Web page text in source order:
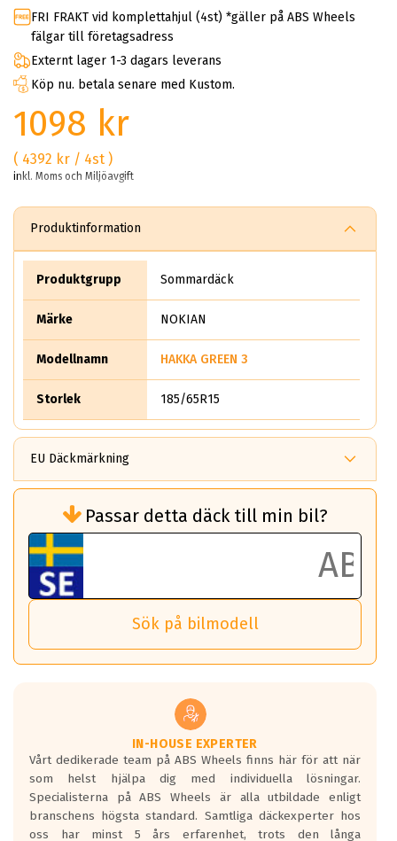
FRI FRAKT vid komplettahjul (4st) *gäller på ABS Wheels
fälgar till företagsadress
Externt lager 1-3 dagars leverans
Köp nu. betala senare med Kustom.
1098 kr
( 4392 kr / 4st )
inkl. Moms och Miljöavgift
Produktinformation
Produktgrupp Sommardäck
Märke NOKIAN
Modellnamn HAKKA GREEN 3
Storlek 185/65R15
EU Däckmärkning
bränsleförbrukningen)
Det ska vara en betygsskala från klass A
till G för rullmotstånd.
Ett klass A däck kommer ha 6,5% bättre
bränsleförbrukning än ett klass G däck.
Det betyder att om man kör 10,000 km,
så sparar man 50 liter bränsle med ett
vilken körstil du använder.
Våtgrepp egenskaper:
Betygsskalan är satt A till F. Där A påvisar
den kortaste bromssträckan och F är den
längsta.
Inga D eller G betyg delas ut för
Passar detta däck till min bil?
Sök på bilmodell
IN-HOUSE EXPERTER
Vårt dedikerade team på ABS Wheels finns här för att när
som helst hjälpa dig med individuella lösningar.
Specialisterna på ABS Wheels är alla utbildade enligt
branschens högsta standard. Samtliga däckexperter hos
oss har minst 5 års erfarenhet, trots den långa